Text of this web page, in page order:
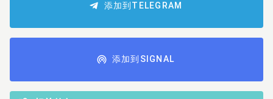
添加到TELEGRAM
添加到SIGNAL